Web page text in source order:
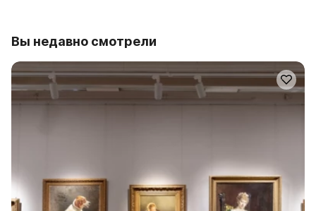
Вы недавно смотрели